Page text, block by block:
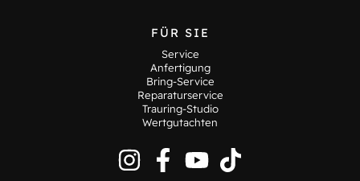
FÜR SIE
Service
Anfertigung
Bring-Service
Reparaturservice
Trauring-Studio
Wertgutachten